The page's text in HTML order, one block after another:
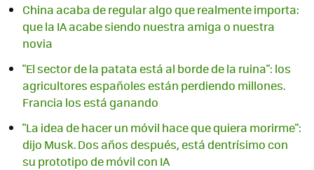
China acaba de regular algo que realmente importa:
que la IA acabe siendo nuestra amiga o nuestra
novia
"El sector de la patata está al borde de la ruina": los
agricultores españoles están perdiendo millones.
Francia los está ganando
"La idea de hacer un móvil hace que quiera morirme":
dijo Musk. Dos años después, está dentrísimo con
su prototipo de móvil con IA